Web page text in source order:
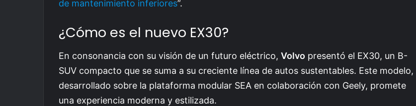
de mantenimiento inferiores”.
¿Cómo es el nuevo EX30?
En consonancia con su visión de un futuro eléctrico, Volvo presentó el EX30, un B-
SUV compacto que se suma a su creciente línea de autos sustentables. Este modelo,
desarrollado sobre la plataforma modular SEA en colaboración con Geely, promete
una experiencia moderna y estilizada.